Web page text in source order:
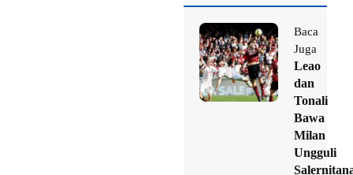
Baca
Juga
Leao
dan
Tonali
Bawa
Milan
Ungguli